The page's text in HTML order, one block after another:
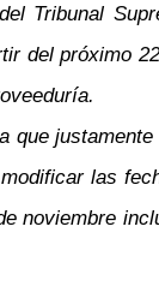
Tribunal
del próximo
las
noviembre